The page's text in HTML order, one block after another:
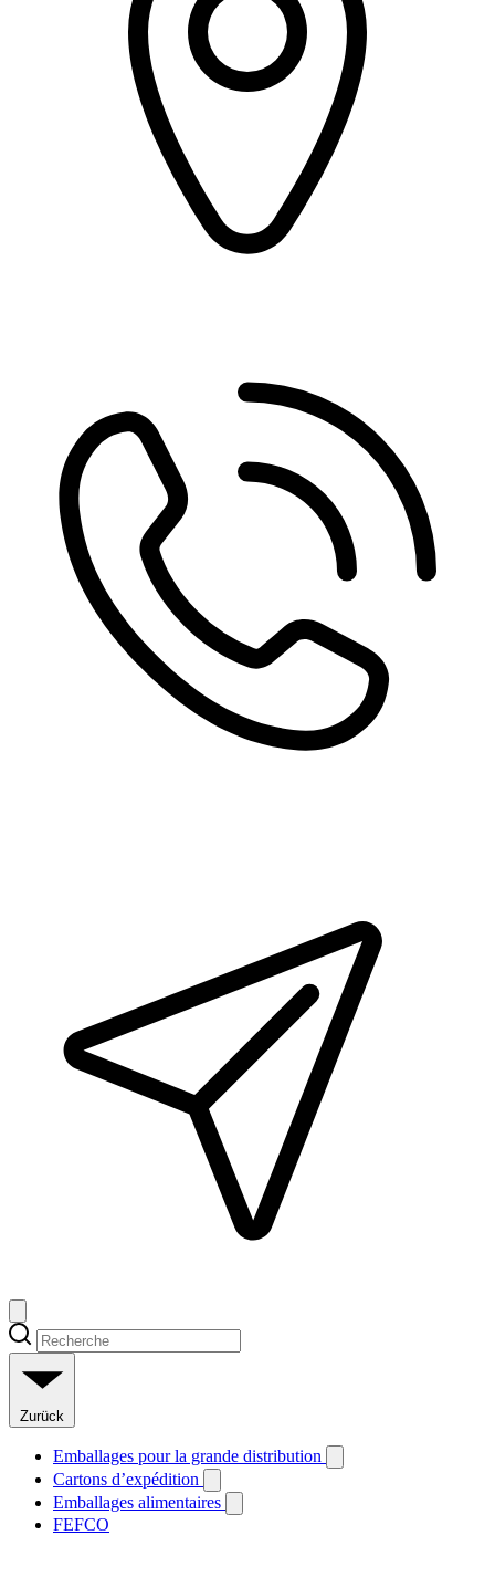
Zurück
Emballages pour la grande distribution
Cartons d’expédition
Emballages alimentaires
FEFCO